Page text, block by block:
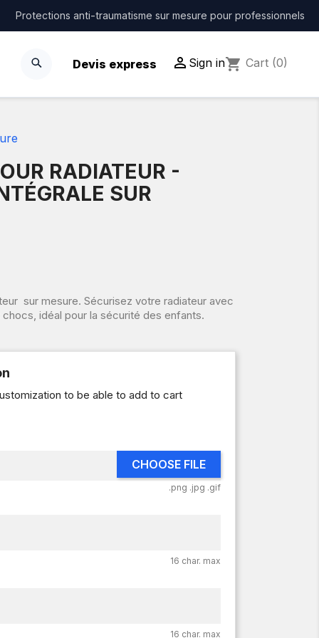
Protections anti-traumatisme sur mesure pour professionnels
Devis express  Sign inshopping_cart Cart (0)
RADIATEUR -
SUR
sur mesure. Sécurisez votre radiateur avec
idéal pour la sécurité des enfants.
to be able to add to cart
CHOOSE FILE
.png .jpg .gif
16 char. max
16 char. max